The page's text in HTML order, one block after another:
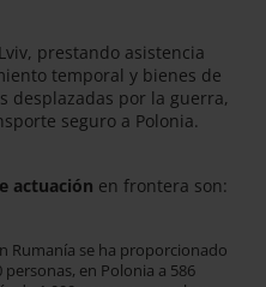
prestando asistencia
temporal y bienes de
desplazadas por la guerra,
seguro a Polonia.
actuación en frontera son:
Rumanía se ha proporcionado
en Polonia a 586